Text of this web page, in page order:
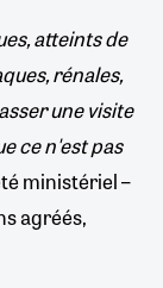
atteints de
rénales,
une visite
ce n'est pas
ministériel –
agréés,